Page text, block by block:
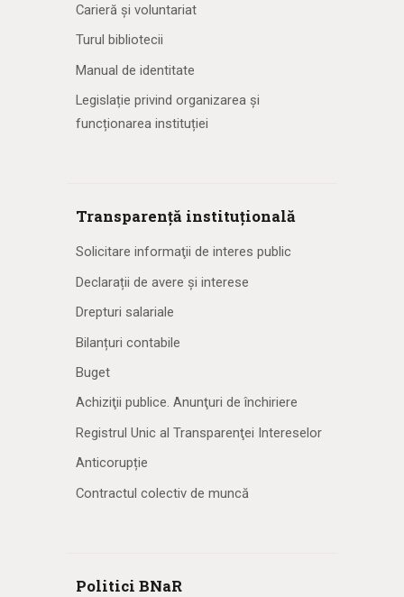
Carieră și voluntariat
Turul bibliotecii
Manual de identitate
Legislație privind organizarea și
funcționarea instituției
Transparență instituțională
Solicitare informaţii de interes public
Declarații de avere și interese
Drepturi salariale
Bilanțuri contabile
Buget
Achiziţii publice. Anunţuri de închiriere
Registrul Unic al Transparenţei Intereselor
Anticorupție
Contractul colectiv de muncă
Politici BNaR